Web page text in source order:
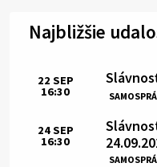
Najbližšie
Čas:
22 SEP
16:30
Čas:
24SEP
16:30